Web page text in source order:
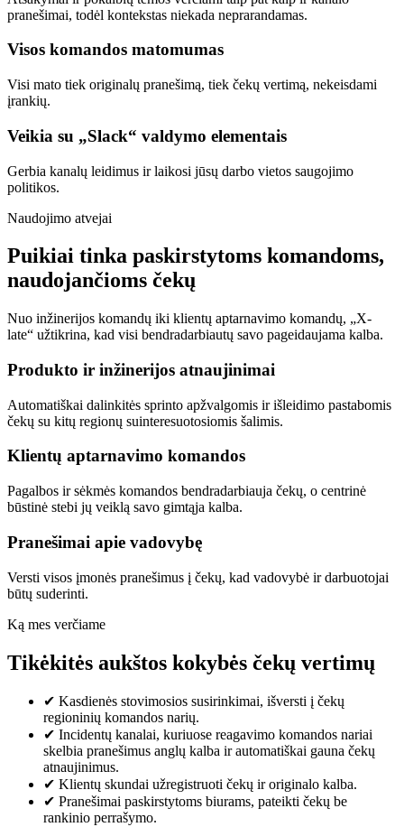
pranešimai, todėl kontekstas niekada neprarandamas.
Visos komandos matomumas
Visi mato tiek originalų pranešimą, tiek čekų vertimą, nekeisdami
įrankių.
Veikia su „Slack“ valdymo elementais
Gerbia kanalų leidimus ir laikosi jūsų darbo vietos saugojimo
politikos.
Naudojimo atvejai
Puikiai tinka paskirstytoms komandoms,
naudojančioms čekų
Nuo inžinerijos komandų iki klientų aptarnavimo komandų, „X-
late“ užtikrina, kad visi bendradarbiautų savo pageidaujama kalba.
Produkto ir inžinerijos atnaujinimai
Automatiškai dalinkitės sprinto apžvalgomis ir išleidimo pastabomis
čekų su kitų regionų suinteresuotosiomis šalimis.
Klientų aptarnavimo komandos
Pagalbos ir sėkmės komandos bendradarbiauja čekų, o centrinė
būstinė stebi jų veiklą savo gimtąja kalba.
Pranešimai apie vadovybę
Versti visos įmonės pranešimus į čekų, kad vadovybė ir darbuotojai
būtų suderinti.
Ką mes verčiame
Tikėkitės aukštos kokybės čekų vertimų
✔ Kasdienės stovimosios susirinkimai, išversti į čekų
regioninių komandos narių.
✔ Incidentų kanalai, kuriuose reagavimo komandos nariai
skelbia pranešimus anglų kalba ir automatiškai gauna čekų
atnaujinimus.
✔ Klientų skundai užregistruoti čekų ir originalo kalba.
✔ Pranešimai paskirstytoms biurams, pateikti čekų be
rankinio perrašymo.